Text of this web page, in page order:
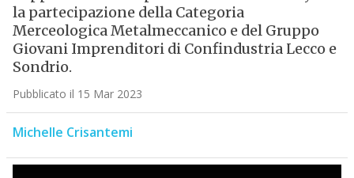
la partecipazione della Categoria
Merceologica Metalmeccanico e del Gruppo
Giovani Imprenditori di Confindustria Lecco e
Sondrio.
Pubblicato il 15 Mar 2023
Michelle Crisantemi